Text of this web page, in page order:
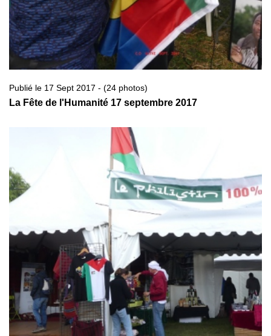
Publié le 17 Sept 2017 - (24 photos)
La Fête de l'Humanité 17 septembre 2017